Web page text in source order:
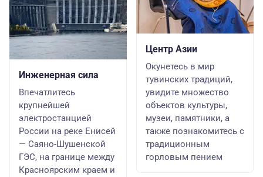
Инженерная сила
Впечатлитесь
крупнейшей
электростанцией
России на реке Енисей
— Саяно-Шушенской
ГЭС, на границе между
Красноярским краем и
Центр Азии
Окунетесь в мир
тувинских традиций,
увидите множество
объектов культуры,
музеи, памятники, а
также познакомитесь с
традиционным
горловым пением